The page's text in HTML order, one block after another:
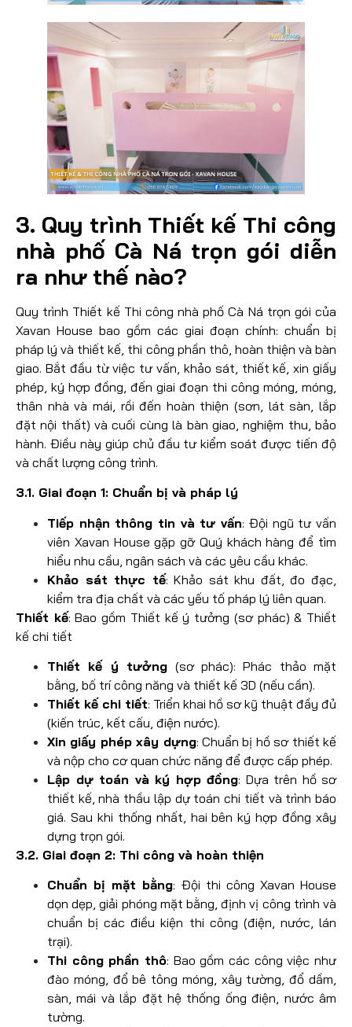
3. Quy trình Thiết kế Thi công
nhà phố Cà Ná trọn gói diễn
ra như thế nào?
Quy trình Thiết kế Thi công nhà phố Cà Ná trọn gói của
Xavan House bao gồm các giai đoạn chính: chuẩn bị
pháp lý và thiết kế, thi công phần thô, hoàn thiện và bàn
giao. Bắt đầu từ việc tư vấn, khảo sát, thiết kế, xin giấy
phép, ký hợp đồng, đến giai đoạn thi công móng, móng,
thân nhà và mái, rồi đến hoàn thiện (sơn, lát sàn, lắp
đặt nội thất) và cuối cùng là bàn giao, nghiệm thu, bảo
hành. Điều này giúp chủ đầu tư kiểm soát được tiến độ
và chất lượng công trình.
3.1. Giai đoạn 1: Chuẩn bị và pháp lý
Tiếp nhận thông tin và tư vấn: Đội ngũ tư vấn
viên Xavan House gặp gỡ Quý khách hàng để tìm
hiểu nhu cầu, ngân sách và các yêu cầu khác.
Khảo sát thực tế: Khảo sát khu đất, đo đạc,
kiểm tra địa chất và các yếu tố pháp lý liên quan.
Thiết kế: Bao gồm Thiết kế ý tưởng (sơ phác) & Thiết
kế chi tiết
Thiết kế ý tưởng (sơ phác): Phác thảo mặt
bằng, bố trí công năng và thiết kế 3D (nếu cần).
Thiết kế chi tiết: Triển khai hồ sơ kỹ thuật đầy đủ
(kiến trúc, kết cấu, điện nước).
Xin giấy phép xây dựng: Chuẩn bị hồ sơ thiết kế
và nộp cho cơ quan chức năng để được cấp phép.
Lập dự toán và ký hợp đồng: Dựa trên hồ sơ
thiết kế, nhà thầu lập dự toán chi tiết và trình báo
giá. Sau khi thống nhất, hai bên ký hợp đồng xây
dựng trọn gói.
3.2. Giai đoạn 2: Thi công và hoàn thiện
Chuẩn bị mặt bằng: Đội thi công Xavan House
dọn dẹp, giải phóng mặt bằng, định vị công trình và
chuẩn bị các điều kiện thi công (điện, nước, lán
trại).
Thi công phần thô: Bao gồm các công việc như
đào móng, đổ bê tông móng, xây tường, đổ dầm,
sàn, mái và lắp đặt hệ thống ống điện, nước âm
tường.